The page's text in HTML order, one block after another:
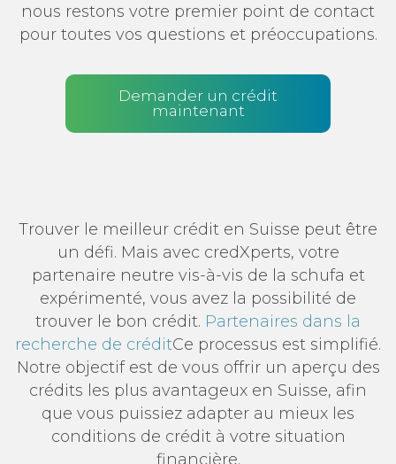
nous restons votre premier point de contact
pour toutes vos questions et préoccupations.
Demander un crédit
maintenant
Trouver le meilleur crédit en Suisse peut être
un défi. Mais avec credXperts, votre
partenaire neutre vis-à-vis de la schufa et
expérimenté, vous avez la possibilité de
trouver le bon crédit. Partenaires dans la
recherche de créditCe processus est simplifié.
Notre objectif est de vous offrir un aperçu des
crédits les plus avantageux en Suisse, afin
que vous puissiez adapter au mieux les
conditions de crédit à votre situation
financière.